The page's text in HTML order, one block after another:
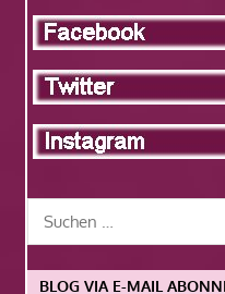
BLOG VIA E-MAIL